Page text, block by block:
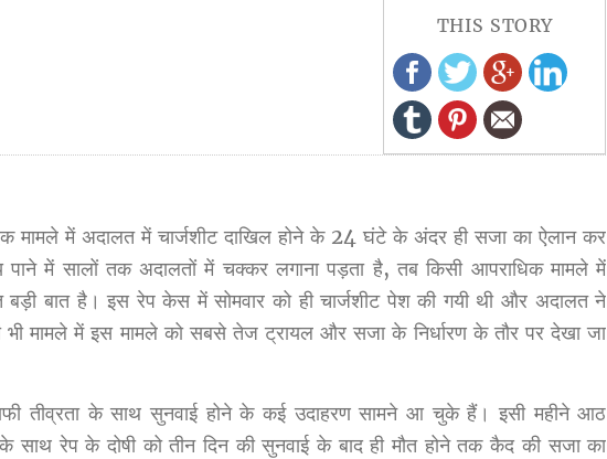
THIS STORY
मामले में अदालत में चार्जशीट दाखिल होने के 24 घंटे के अंदर ही सजा का ऐलान कर
में सालों तक अदालतों में चक्कर लगाना पड़ता है, तब किसी आपराधिक मामले में
बात है। इस रेप केस में सोमवार को ही चार्जशीट पेश की गयी थी और अदालत ने
भी मामले में इस मामले को सबसे तेज ट्रायल और सजा के निर्धारण के तौर पर देखा जा
तीव्रता के साथ सुनवाई होने के कई उदाहरण सामने आ चुके हैं। इसी महीने आठ
साथ रेप के दोषी को तीन दिन की सुनवाई के बाद ही मौत होने तक कैद की सजा का